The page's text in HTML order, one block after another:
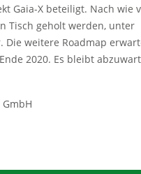
Gaia-X beteiligt. Nach wie
Tisch geholt werden, unter
weitere Roadmap
2020. Es bleibt